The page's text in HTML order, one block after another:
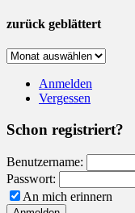
zurück geblättert
zurück
Anmelden
Vergessen
Schon registriert?
Benutzername:
Passwort:
An mich erinnern